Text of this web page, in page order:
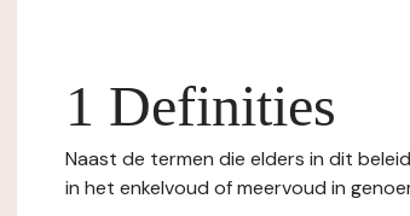
1 Definities
Naast de termen die elders in dit
in het enkelvoud of meervoud in